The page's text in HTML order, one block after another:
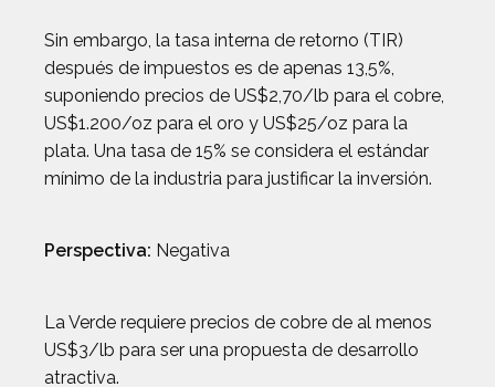
Sin embargo, la tasa interna de retorno (TIR)
después de impuestos es de apenas 13,5%,
suponiendo precios de US$2,70/lb para el cobre,
US$1.200/oz para el oro y US$25/oz para la
plata. Una tasa de 15% se considera el estándar
mínimo de la industria para justificar la inversión.
Perspectiva: Negativa
La Verde requiere precios de cobre de al menos
US$3/lb para ser una propuesta de desarrollo
atractiva.